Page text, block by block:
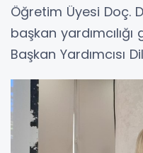
Öğretim Üyesi Doç.
başkan
Başkan Yardımcısı